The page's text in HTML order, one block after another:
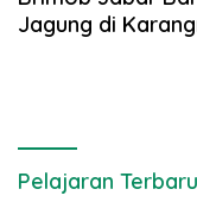
Jagung di
Pelajaran Terbaru